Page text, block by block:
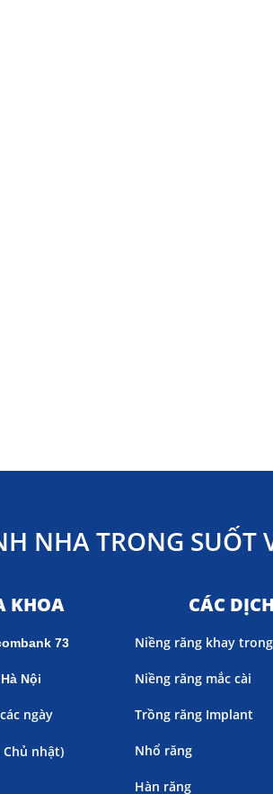
NHA TRONG SUỐT
KHOA
73
Nội
ngày
nhật)
CÁC
Niềng răng khay
Niềng răng mắc cài
Trồng răng Implant
Nhổ răng
Hàn răng